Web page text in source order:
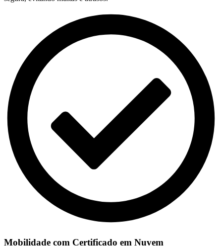
Mobilidade com Certificado em Nuvem